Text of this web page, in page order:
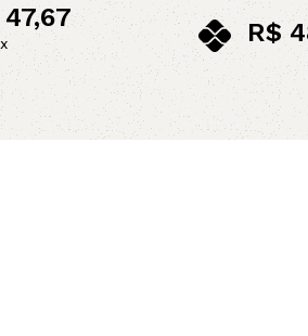
carrinho
R$
no pix
Adicionar ao